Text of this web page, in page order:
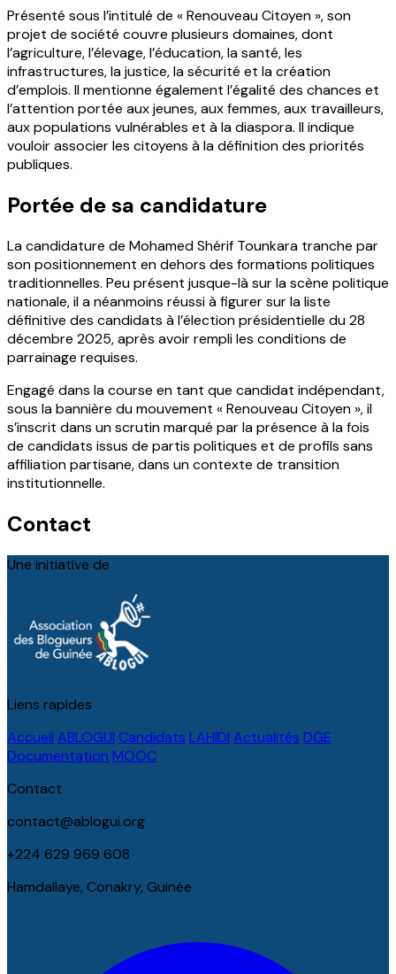
Présenté sous l’intitulé de « Renouveau Citoyen », son
projet de société couvre plusieurs domaines, dont
l’agriculture, l’élevage, l’éducation, la santé, les
infrastructures, la justice, la sécurité et la création
d’emplois. Il mentionne également l’égalité des chances et
l’attention portée aux jeunes, aux femmes, aux travailleurs,
aux populations vulnérables et à la diaspora. Il indique
vouloir associer les citoyens à la définition des priorités
publiques.
Portée de sa candidature
La candidature de Mohamed Shérif Tounkara tranche par
son positionnement en dehors des formations politiques
traditionnelles. Peu présent jusque-là sur la scène politique
nationale, il a néanmoins réussi à figurer sur la liste
définitive des candidats à l’élection présidentielle du 28
décembre 2025, après avoir rempli les conditions de
parrainage requises.
Engagé dans la course en tant que candidat indépendant,
sous la bannière du mouvement « Renouveau Citoyen », il
s’inscrit dans un scrutin marqué par la présence à la fois
de candidats issus de partis politiques et de profils sans
affiliation partisane, dans un contexte de transition
institutionnelle.
Contact
Une initiative de
Liens rapides
Accueil ABLOGUI Candidats LAHIDI Actualités DGE
Documentation MOOC
Contact
contact@ablogui.org
+224 629 969 608
Hamdallaye, Conakry, Guinée